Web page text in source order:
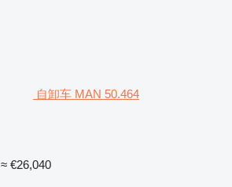
自卸车 MAN 50.464
≈ €26,040